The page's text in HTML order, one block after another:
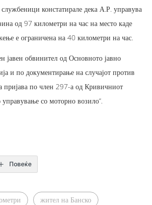
констатирале дека А.Р. управува
од 97 километри на час на место каде
е ограничена на 40 километри на час.
јавен обвинител од Основното јавно
и по документирање на случајот против
пријава по член 297-а од Кривичниот
управување со моторно возило“.
Повеќе
жител на Банско